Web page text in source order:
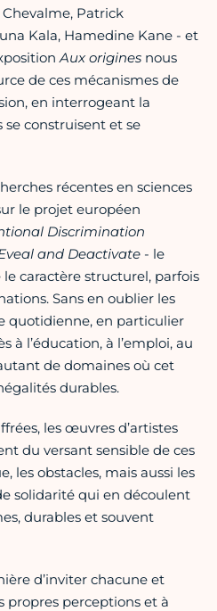
Patrick
Kala, Hamedine Kane - et
Aux origines nous
de ces mécanismes de
en interrogeant la
construisent et se
récentes en sciences
le projet européen
Discrimination
and Deactivate - le
caractère structurel, parfois
Sans en oublier les
quotidienne, en particulier
à l’éducation, à l’emploi, au
de domaines où cet
durables.
les œuvres d’artistes
du versant sensible de ces
les obstacles, mais aussi les
solidarité qui en découlent
durables et souvent
d’inviter chacune et
propres perceptions et à